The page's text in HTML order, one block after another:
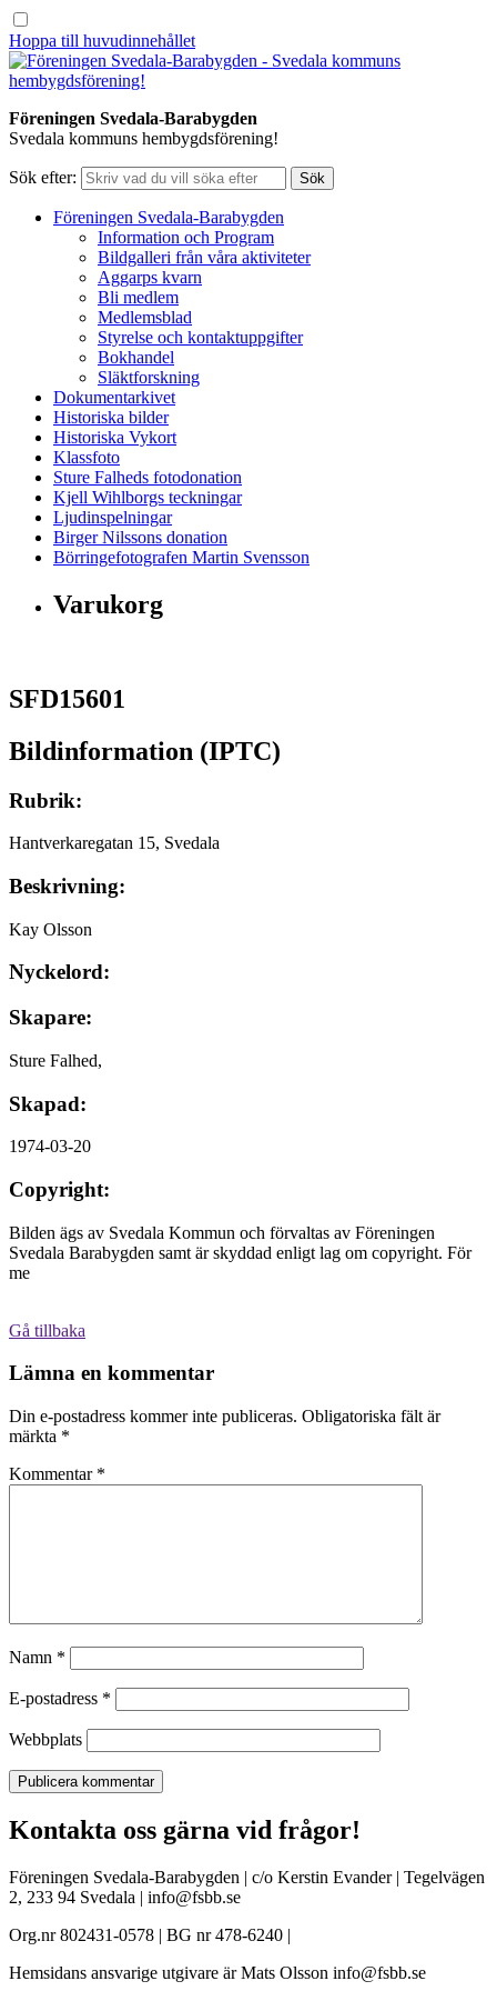
Hoppa till huvudinnehållet
Föreningen Svedala-Barabygden
Svedala kommuns hembygdsförening!
Sök efter:
Föreningen Svedala-Barabygden
Information och Program
Bildgalleri från våra aktiviteter
Aggarps kvarn
Bli medlem
Medlemsblad
Styrelse och kontaktuppgifter
Bokhandel
Släktforskning
Dokumentarkivet
Historiska bilder
Historiska Vykort
Klassfoto
Sture Falheds fotodonation
Kjell Wihlborgs teckningar
Ljudinspelningar
Birger Nilssons donation
Börringefotografen Martin Svensson
Varukorg
SFD15601
Bildinformation (IPTC)
Rubrik:
Hantverkaregatan 15, Svedala
Beskrivning:
Kay Olsson
Nyckelord:
Skapare:
Sture Falhed,
Skapad:
1974-03-20
Copyright:
Bilden ägs av Svedala Kommun och förvaltas av Föreningen
Svedala Barabygden samt är skyddad enligt lag om copyright. För
me
Gå tillbaka
Lämna en kommentar
Din e-postadress kommer inte publiceras. Obligatoriska fält är
märkta *
Kommentar *
Namn *
E-postadress *
Webbplats
Kontakta oss gärna vid frågor!
Föreningen Svedala-Barabygden | c/o Kerstin Evander | Tegelvägen
2, 233 94 Svedala | info@fsbb.se
Org.nr 802431-0578 | BG nr 478-6240 |
Hemsidans ansvarige utgivare är Mats Olsson info@fsbb.se